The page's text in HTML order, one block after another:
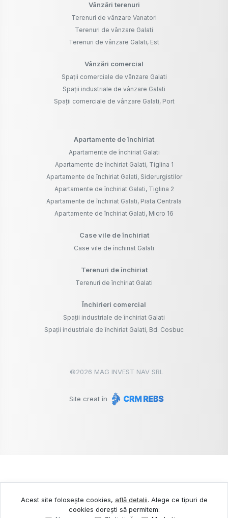
Vânzări terenuri
Terenuri de vânzare Vanatori
Terenuri de vânzare Galati
Terenuri de vânzare Galati, Est
Vânzări comercial
Spații comerciale de vânzare Galati
Spații industriale de vânzare Galati
Spații comerciale de vânzare Galati, Port
Apartamente de închiriat
Apartamente de închiriat Galati
Apartamente de închiriat Galati, Tiglina 1
Apartamente de închiriat Galati, Siderurgistilor
Apartamente de închiriat Galati, Tiglina 2
Apartamente de închiriat Galati, Piata Centrala
Apartamente de închiriat Galati, Micro 16
Case vile de închiriat
Case vile de închiriat Galati
Terenuri de închiriat
Terenuri de închiriat Galati
Închirieri comercial
Spații industriale de închiriat Galati
Spații industriale de închiriat Galati, Bd. Cosbuc
©2026 MAG INVEST NAV SRL
Site creat în
Acest site folosește cookies, află detalii. Alege ce tipuri de
cookies dorești să permitem: